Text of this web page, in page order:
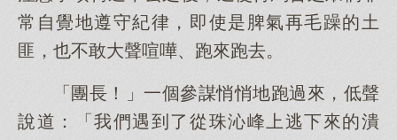
常自覺地遵守紀律，即使是脾氣再毛躁的土
匪，也不敢大聲喧嘩、跑來跑去。
「團長！」一個參謀悄悄地跑過來，低聲
說道：「我們遇到了從珠沁峰上逃下來的潰